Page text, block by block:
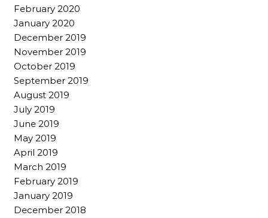
February 2020
January 2020
December 2019
November 2019
October 2019
September 2019
August 2019
July 2019
June 2019
May 2019
April 2019
March 2019
February 2019
January 2019
December 2018